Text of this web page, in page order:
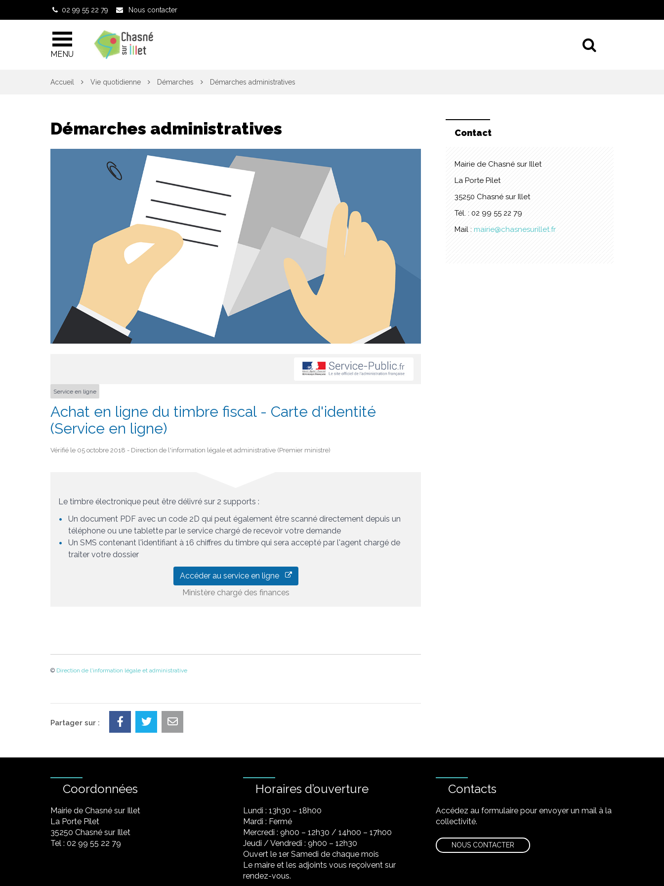
02 99 55 22 79 Nous contacter
MENU
Accueil Vie quotidienne Démarches Démarches administratives
Démarches administratives
Service en ligne
Achat en ligne du timbre fiscal - Carte d'identité
(Service en ligne)
Vérifié le 05 octobre 2018 - Direction de l'information légale et administrative (Premier ministre)
Le timbre électronique peut être délivré sur 2 supports :
Un document PDF avec un code 2D qui peut également être scanné directement depuis un
téléphone ou une tablette par le service chargé de recevoir votre demande
Un SMS contenant l'identifiant à 16 chiffres du timbre qui sera accepté par l'agent chargé de
traiter votre dossier
Accéder au service en ligne
Ministère chargé des finances
© Direction de l'information légale et administrative
Contact
Mairie de Chasné sur Illet
La Porte Pilet
35250 Chasné sur Illet
Tél. : 02 99 55 22 79
Mail : mairie@chasnesurillet.fr
Partager sur :
Coordonnées
Mairie de Chasné sur Illet
La Porte Pilet
35250 Chasné sur Illet
Tel : 02 99 55 22 79
Horaires d’ouverture
Lundi : 13h30 – 18h00
Mardi : Fermé
Mercredi : 9h00 – 12h30 / 14h00 – 17h00
Jeudi / Vendredi : 9h00 – 12h30
Ouvert le 1er Samedi de chaque mois
Le maire et les adjoints vous reçoivent sur
rendez-vous.
Contacts
Accédez au formulaire pour envoyer un mail à la
collectivité.
NOUS CONTACTER